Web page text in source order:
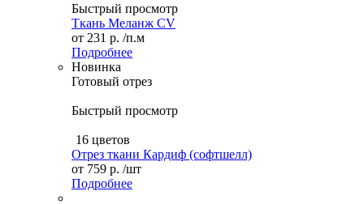
Быстрый просмотр
Ткань Меланж CV
от 231 р. /п.м
Подробнее
Новинка
Готовый отрез
Быстрый просмотр
16 цветов
Отрез ткани Кардиф (софтшелл)
от 759 р. /шт
Подробнее